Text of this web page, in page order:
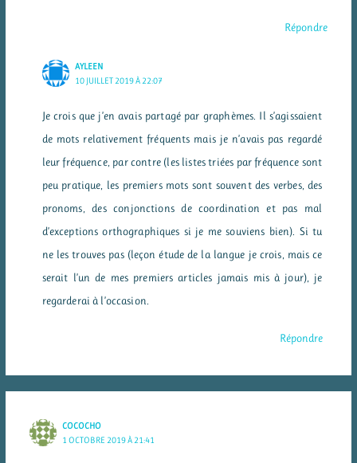
Répondre
AYLEEN
10 JUILLET 2019 À 22:07
Je crois que j’en avais partagé par graphèmes. Il s’agissaient
de mots relativement fréquents mais je n’avais pas regardé
leur fréquence, par contre (les listes triées par fréquence sont
peu pratique, les premiers mots sont souvent des verbes, des
pronoms, des conjonctions de coordination et pas mal
d’exceptions orthographiques si je me souviens bien). Si tu
ne les trouves pas (leçon étude de la langue je crois, mais ce
serait l’un de mes premiers articles jamais mis à jour), je
regarderai à l’occasion.
Répondre
COCOCHO
1 OCTOBRE 2019 À 21:41